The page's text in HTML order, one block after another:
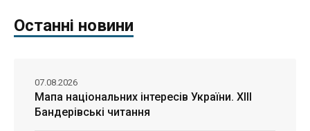
Останні новини
Мапа національних інтересів України. ХІІІ
Бандерівські читання
07.08.2026